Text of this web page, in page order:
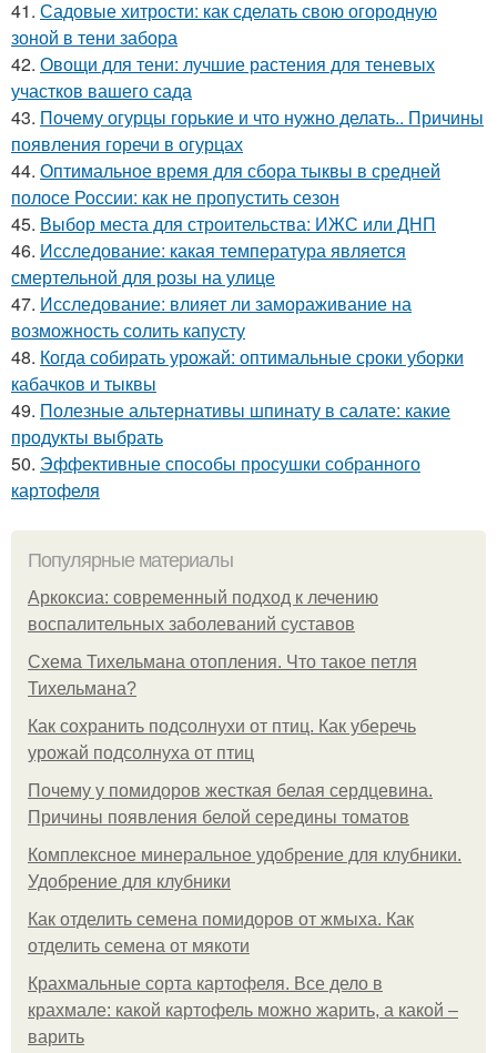
41. Садовые хитрости: как сделать свою огородную
зоной в тени забора
42. Овощи для тени: лучшие растения для теневых
участков вашего сада
43. Почему огурцы горькие и что нужно делать.. Причины
появления горечи в огурцах
44. Оптимальное время для сбора тыквы в средней
полосе России: как не пропустить сезон
45. Выбор места для строительства: ИЖС или ДНП
46. Исследование: какая температура является
смертельной для розы на улице
47. Исследование: влияет ли замораживание на
возможность солить капусту
48. Когда собирать урожай: оптимальные сроки уборки
кабачков и тыквы
49. Полезные альтернативы шпинату в салате: какие
продукты выбрать
50. Эффективные способы просушки собранного
картофеля
Популярные материалы
Аркоксиа: современный подход к лечению
воспалительных заболеваний суставов
Схема Тихельмана отопления. Что такое петля
Тихельмана?
Как сохранить подсолнухи от птиц. Как уберечь
урожай подсолнуха от птиц
Почему у помидоров жесткая белая сердцевина.
Причины появления белой середины томатов
Комплексное минеральное удобрение для клубники.
Удобрение для клубники
Как отделить семена помидоров от жмыха. Как
отделить семена от мякоти
Крахмальные сорта картофеля. Все дело в
крахмале: какой картофель можно жарить, а какой –
варить